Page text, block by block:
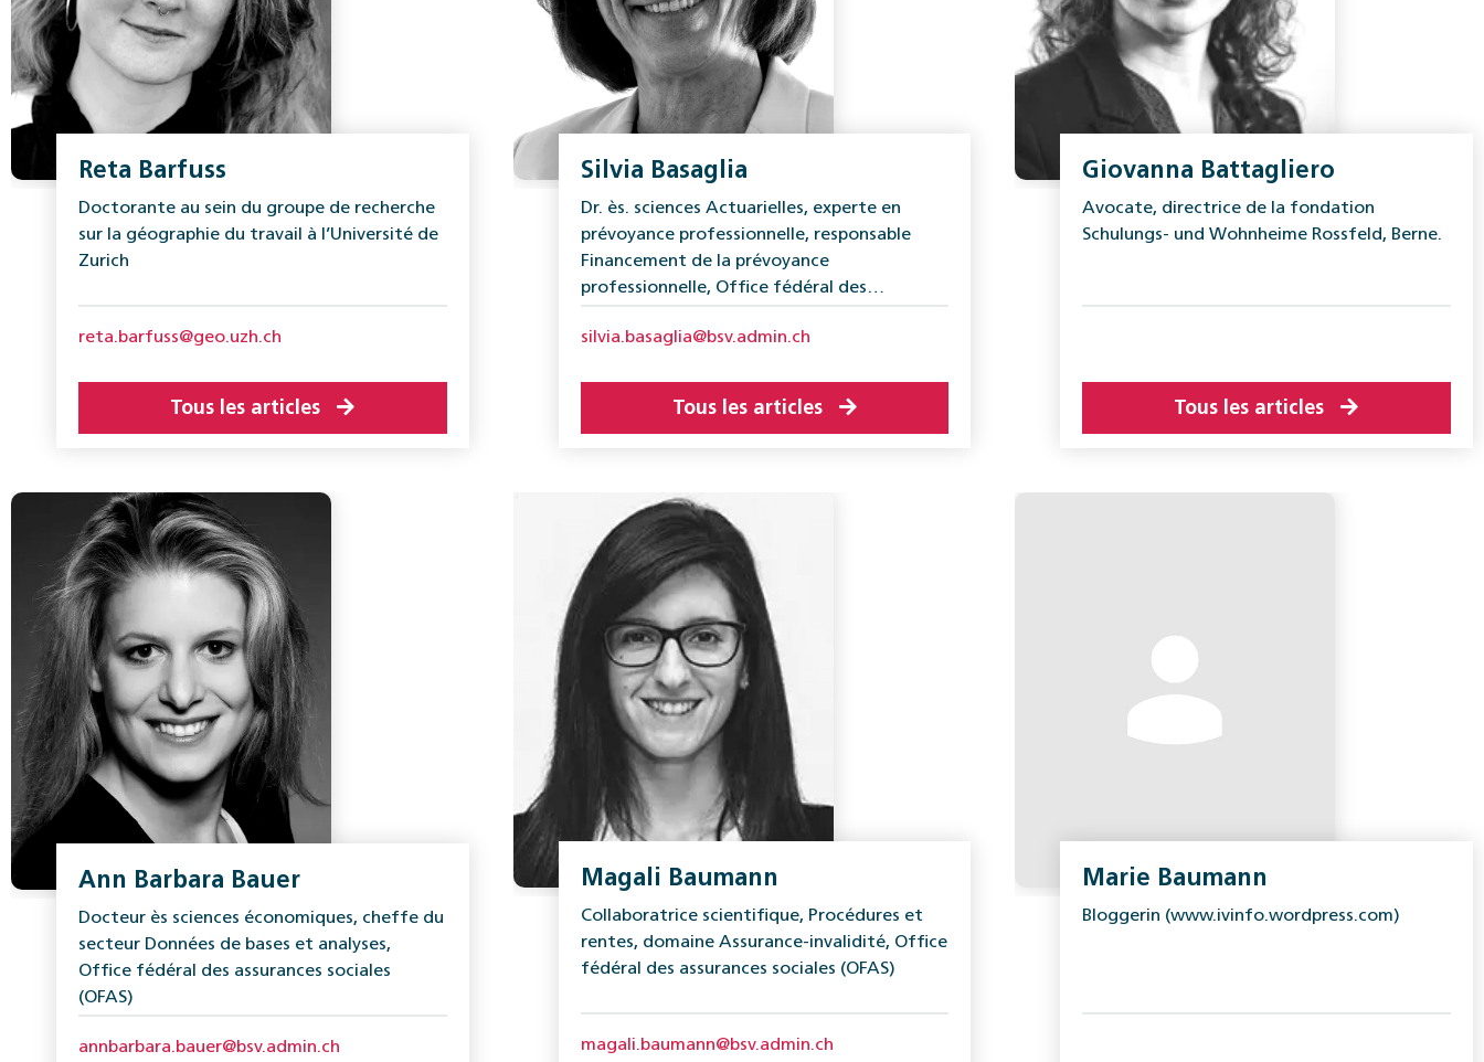
Reta Barfuss
Doctorante au sein du groupe de recherche
sur la géographie du travail à l’Université de
Zurich
reta.barfuss@geo.uzh.ch
Tous les articles
Silvia Basaglia
Dr. ès. sciences Actuarielles, experte en
prévoyance professionnelle, responsable
Financement de la prévoyance
professionnelle, Office fédéral des
silvia.basaglia@bsv.admin.ch
Tous les articles
Giovanna Battagliero
Avocate, directrice de la fondation
Schulungs- und Wohnheime Rossfeld, Berne.
Tous les articles
Ann Barbara Bauer
Docteur ès sciences économiques, cheffe du
secteur Données de bases et analyses,
Office fédéral des assurances sociales
(OFAS)
annbarbara.bauer@bsv.admin.ch
Magali Baumann
Collaboratrice scientifique, Procédures et
rentes, domaine Assurance-invalidité, Office
fédéral des assurances sociales (OFAS)
magali.baumann@bsv.admin.ch
Marie Baumann
Bloggerin (www.ivinfo.wordpress.com)